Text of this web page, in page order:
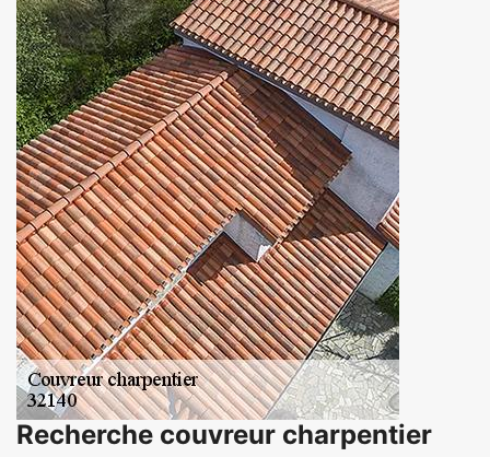
Recherche couvreur charpentier